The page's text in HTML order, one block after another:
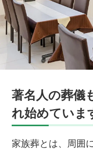
著名人の葬儀
れ始めていま
家族葬とは、周囲